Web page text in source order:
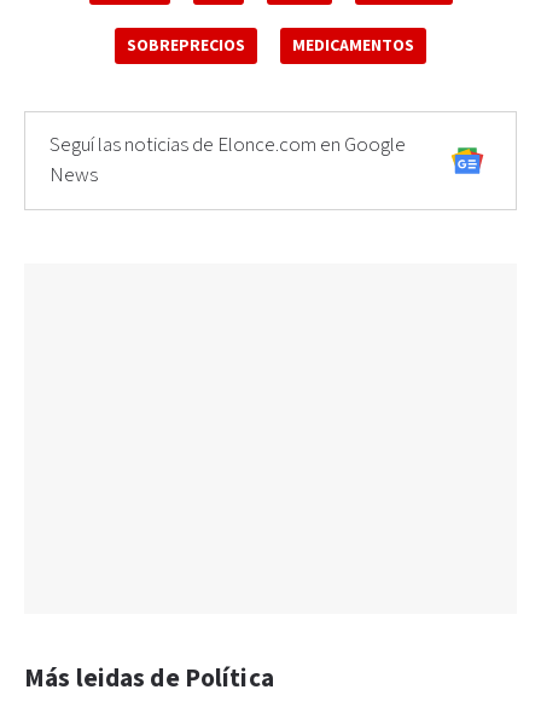
SOBREPRECIOS MEDICAMENTOS
Seguí las noticias de Elonce.com en Google
News
Más leidas de Política